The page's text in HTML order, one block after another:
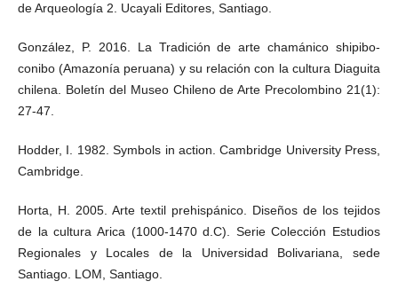
de Arqueología 2. Ucayali Editores, Santiago.
González, P. 2016. La Tradición de arte chamánico shipibo-
conibo (Amazonía peruana) y su relación con la cultura Diaguita
chilena. Boletín del Museo Chileno de Arte Precolombino 21(1):
27-47.
Hodder, I. 1982. Symbols in action. Cambridge University Press,
Cambridge.
Horta, H. 2005. Arte textil prehispánico. Diseños de los tejidos
de la cultura Arica (1000-1470 d.C). Serie Colección Estudios
Regionales y Locales de la Universidad Bolivariana, sede
Santiago. LOM, Santiago.